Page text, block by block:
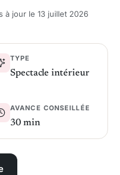
à jour le 13 juillet 2026
TYPE
Spectacle intérieur
AVANCE CONSEILLÉE
30 min